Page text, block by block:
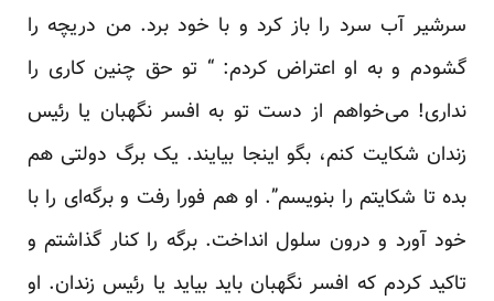
سرشیر آب سرد را باز کرد و با خود برد. من دریچه را
گشودم و به او اعتراض کردم: “ تو حق چنین کاری را
نداری! می‌خواهم از دست تو به افسر نگهبان یا رئیس
زندان شکایت کنم، بگو اینجا بیایند. یک برگ دولتی هم
بده تا شکایتم را بنویسم”. او هم فورا رفت و برگه‌ای را با
خود آورد و درون سلول انداخت. برگه را کنار گذاشتم و
تاکید کردم که افسر نگهبان باید بیاید یا رئیس زندان. او